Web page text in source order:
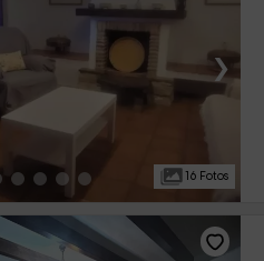
›
16 Fotos